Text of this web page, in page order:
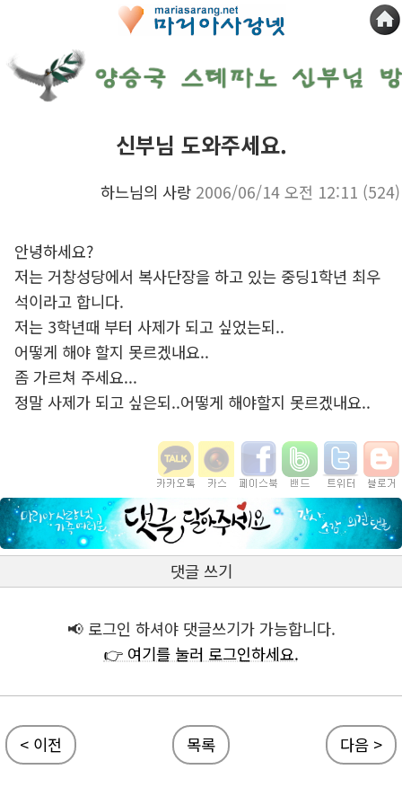
신부님 도와주세요.
하느님의 사랑 2006/06/14 오전 12:11 (524)
안녕하세요?
저는 거창성당에서 복사단장을 하고 있는 중딩1학년 최우
석이라고 합니다.
저는 3학년때 부터 사제가 되고 싶었는되..
어떻게 해야 할지 못르겠내요..
좀 가르쳐 주세요...
정말 사제가 되고 싶은되..어떻게 해야할지 못르겠내요..
댓글 쓰기
📢 로그인 하셔야 댓글쓰기가 가능합니다.
👉 여기를 눌러 로그인하세요.
< 이전 목록 다음 >